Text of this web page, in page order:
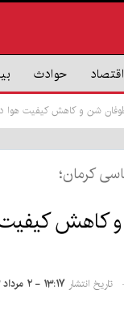
اقتصاد حوادث
شن و کاهش کیفیت هوا
کرمان؛
کیفیت
تاریخ انتشار ۱۳:۱۷ - ۲ مرداد ۱۴۰۳